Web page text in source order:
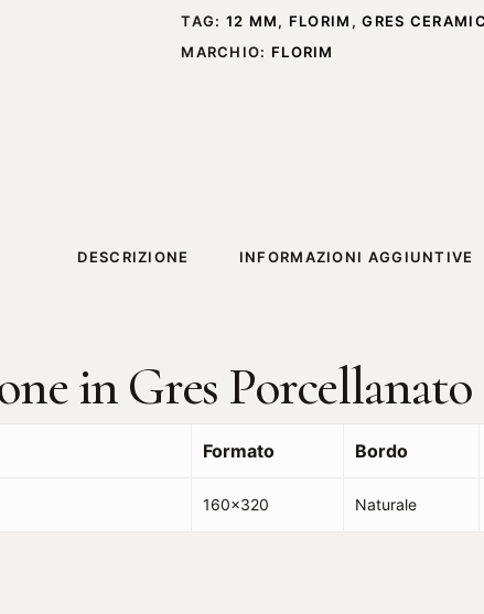
TAG: 12 MM, FLORIM ,GRES
MARCHIO: FLORIM
DESCRIZIONE INFORMAZIONI AGGIUNTIVE
in Gres
Formato Bordo
160×320 Naturale